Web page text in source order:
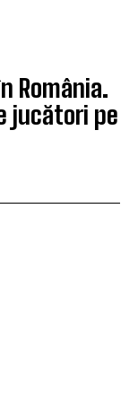
România.
jucători pe